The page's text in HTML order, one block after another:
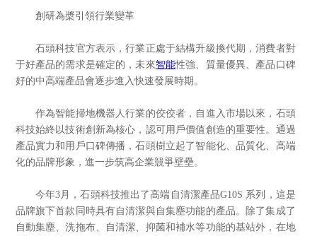
創研為槳引領行業變革
石頭科技官方表示，行業正處于結構升級換代期，消費者對
于好產品的需求是確定的，未來智能性強、質量優異、產品口碑
好的中高端產品會逐步進入快速發展時期。
作為智能掃地機器人行業的佼佼者，自進入市場以來，石頭
科技始終以技術創新為核心，認可用戶價值創造的重要性。通過
產品實力和用戶口碑傳播，石頭樹立起了智能化、品質化、高端
化的品牌形象，進一步筑高企業競爭壁壘。
今年3月，石頭科技推出了高端自清潔產品G10S 系列，這是
品牌旗下首款同時具有自清潔與自集塵功能的產品。除了集成了
自動集塵、洗拖布、自清潔、抑菌和補水等功能的基站外，在地